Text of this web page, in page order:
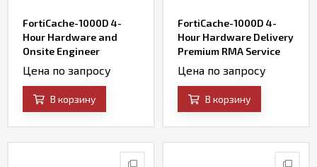
FortiCache-1000D 4-
Hour Hardware and
Onsite Engineer
Premium RMA Service
(requires 24x7 support)
Цена по запросу
В корзину
FortiCache-1000D 4-
Hour Hardware Delivery
Premium RMA Service
(requires 24x7 support)
Цена по запросу
В корзину